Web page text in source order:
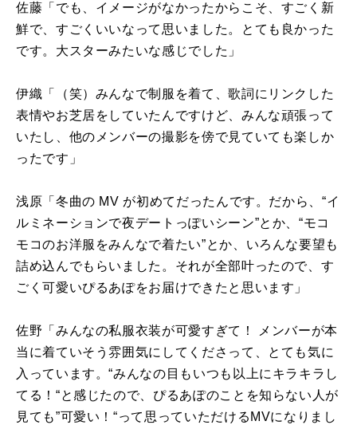
佐藤「でも、イメージがなかったからこそ、すごく新
鮮で、すごくいいなって思いました。とても良かった
です。大スターみたいな感じでした」
伊織「（笑）みんなで制服を着て、歌詞にリンクした
表情やお芝居をしていたんですけど、みんな頑張って
いたし、他のメンバーの撮影を傍で見ていても楽しか
ったです」
浅原「冬曲の MV が初めてだったんです。だから、“イ
ルミネーションで夜デートっぽいシーン”とか、“モコ
モコのお洋服をみんなで着たい”とか、いろんな要望も
詰め込んでもらいました。それが全部叶ったので、す
ごく可愛いぴるあぽをお届けできたと思います」
佐野「みんなの私服衣装が可愛すぎて！ メンバーが本
当に着ていそう雰囲気にしてくださって、とても気に
入っています。“みんなの目もいつも以上にキラキラし
てる！“と感じたので、ぴるあぽのことを知らない人が
見ても”可愛い！“って思っていただける MVになりまし